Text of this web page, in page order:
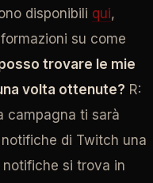
disponibili qui,
su come
trovare le mie
volta ottenute? R:
campagna ti sarà
di Twitch una
si trova in